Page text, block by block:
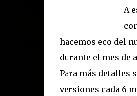
A
hacemos eco del
durante el mes de
Para más detalles
versiones cada 6